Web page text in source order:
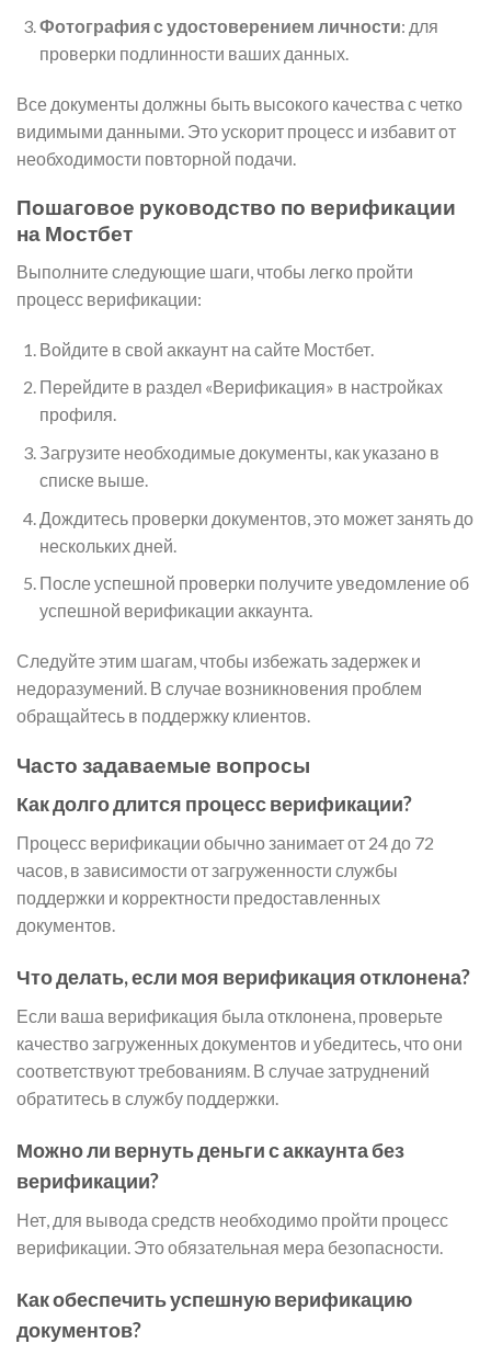
Фотография с удостоверением личности: для
проверки подлинности ваших данных.
Все документы должны быть высокого качества с четко
видимыми данными. Это ускорит процесс и избавит от
необходимости повторной подачи.
Пошаговое руководство по верификации
на Мостбет
Выполните следующие шаги, чтобы легко пройти
процесс верификации:
Войдите в свой аккаунт на сайте Мостбет.
Перейдите в раздел «Верификация» в настройках
профиля.
Загрузите необходимые документы, как указано в
списке выше.
Дождитесь проверки документов, это может занять до
нескольких дней.
После успешной проверки получите уведомление об
успешной верификации аккаунта.
Следуйте этим шагам, чтобы избежать задержек и
недоразумений. В случае возникновения проблем
обращайтесь в поддержку клиентов.
Часто задаваемые вопросы
Как долго длится процесс верификации?
Процесс верификации обычно занимает от 24 до 72
часов, в зависимости от загруженности службы
поддержки и корректности предоставленных
документов.
Что делать, если моя верификация отклонена?
Если ваша верификация была отклонена, проверьте
качество загруженных документов и убедитесь, что они
соответствуют требованиям. В случае затруднений
обратитесь в службу поддержки.
Можно ли вернуть деньги с аккаунта без
верификации?
Нет, для вывода средств необходимо пройти процесс
верификации. Это обязательная мера безопасности.
Как обеспечить успешную верификацию
документов?